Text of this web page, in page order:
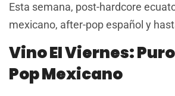
Esta semana, post-hardcore
mexicano, after-pop español y
Vino El Viernes:
Pop Mexicano